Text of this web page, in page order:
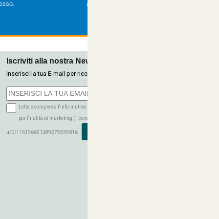
a tua disposizione.
Iscriviti alla nostra Newsletter
Inserisci la tua E-mail per ricevere le nostre offerte tramite newsletter.
Letta e compresa l'informativa sulla Privacy autorizzo il trattamento dei miei dati
per finalità di marketing (ricevere newsletter, novità, promozioni) da parte di
u/0/116196691289279339016